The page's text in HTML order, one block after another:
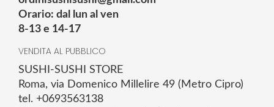
Orario: dal lun al ven
8-13 e 14-17
VENDITA AL PUBBLICO
SUSHI-SUSHI STORE
Roma, via Domenico Millelire 49 (Metro Cipro)
tel. +0693563138